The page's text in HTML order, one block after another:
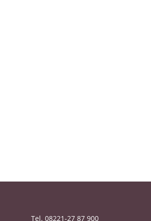
Tel. 08221-27 87 900